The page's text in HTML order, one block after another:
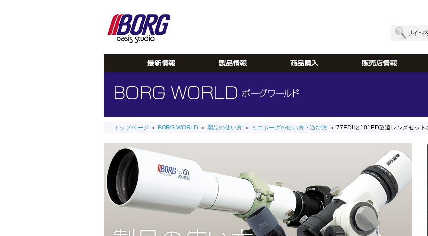
トップページ ＞ BORG WORLD ＞ 製品の使い方 ＞ ミニボーグの使い方・遊び方 ＞ 77EDIIと101ED望遠レンズセッ